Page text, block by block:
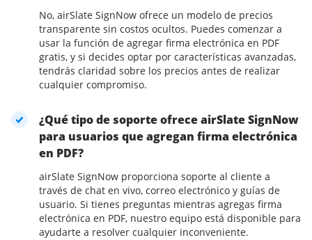
No, airSlate SignNow ofrece un modelo de precios
transparente sin costos ocultos. Puedes comenzar a
usar la función de agregar firma electrónica en PDF
gratis, y si decides optar por características avanzadas,
tendrás claridad sobre los precios antes de realizar
cualquier compromiso.
¿Qué tipo de soporte ofrece airSlate SignNow
para usuarios que agregan firma electrónica
en PDF?
airSlate SignNow proporciona soporte al cliente a
través de chat en vivo, correo electrónico y guías de
usuario. Si tienes preguntas mientras agregas firma
electrónica en PDF, nuestro equipo está disponible para
ayudarte a resolver cualquier inconveniente.